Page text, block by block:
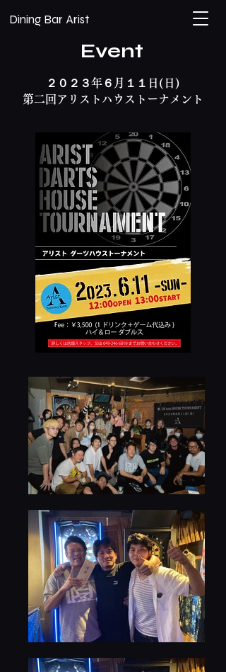
​Dining Bar Arist
Event
２０２３年６月１１日(日)
​第二回アリストハウストーナメント